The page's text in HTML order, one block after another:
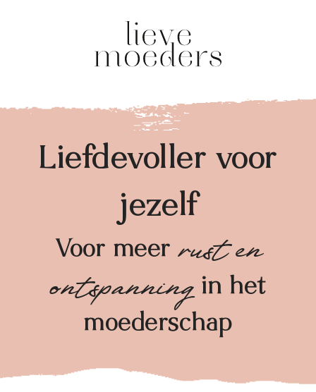
Liefdevoller voor
jezelf
Voor meer rust en
ontspanningin het
moederschap